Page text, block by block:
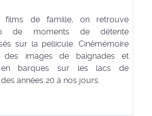
films de famille, on retrouve
de moments de détente
sur la pellicule. Cinémémoire
des images de baignades et
en barques sur les lacs de
années 20 à nos jours.